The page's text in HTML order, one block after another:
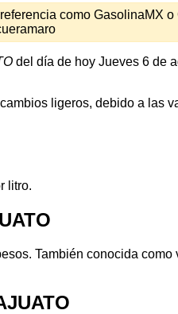
como GasolinaMX
del día de hoy Jueves 6 de
ligeros, debido a las
litro.
También conocida